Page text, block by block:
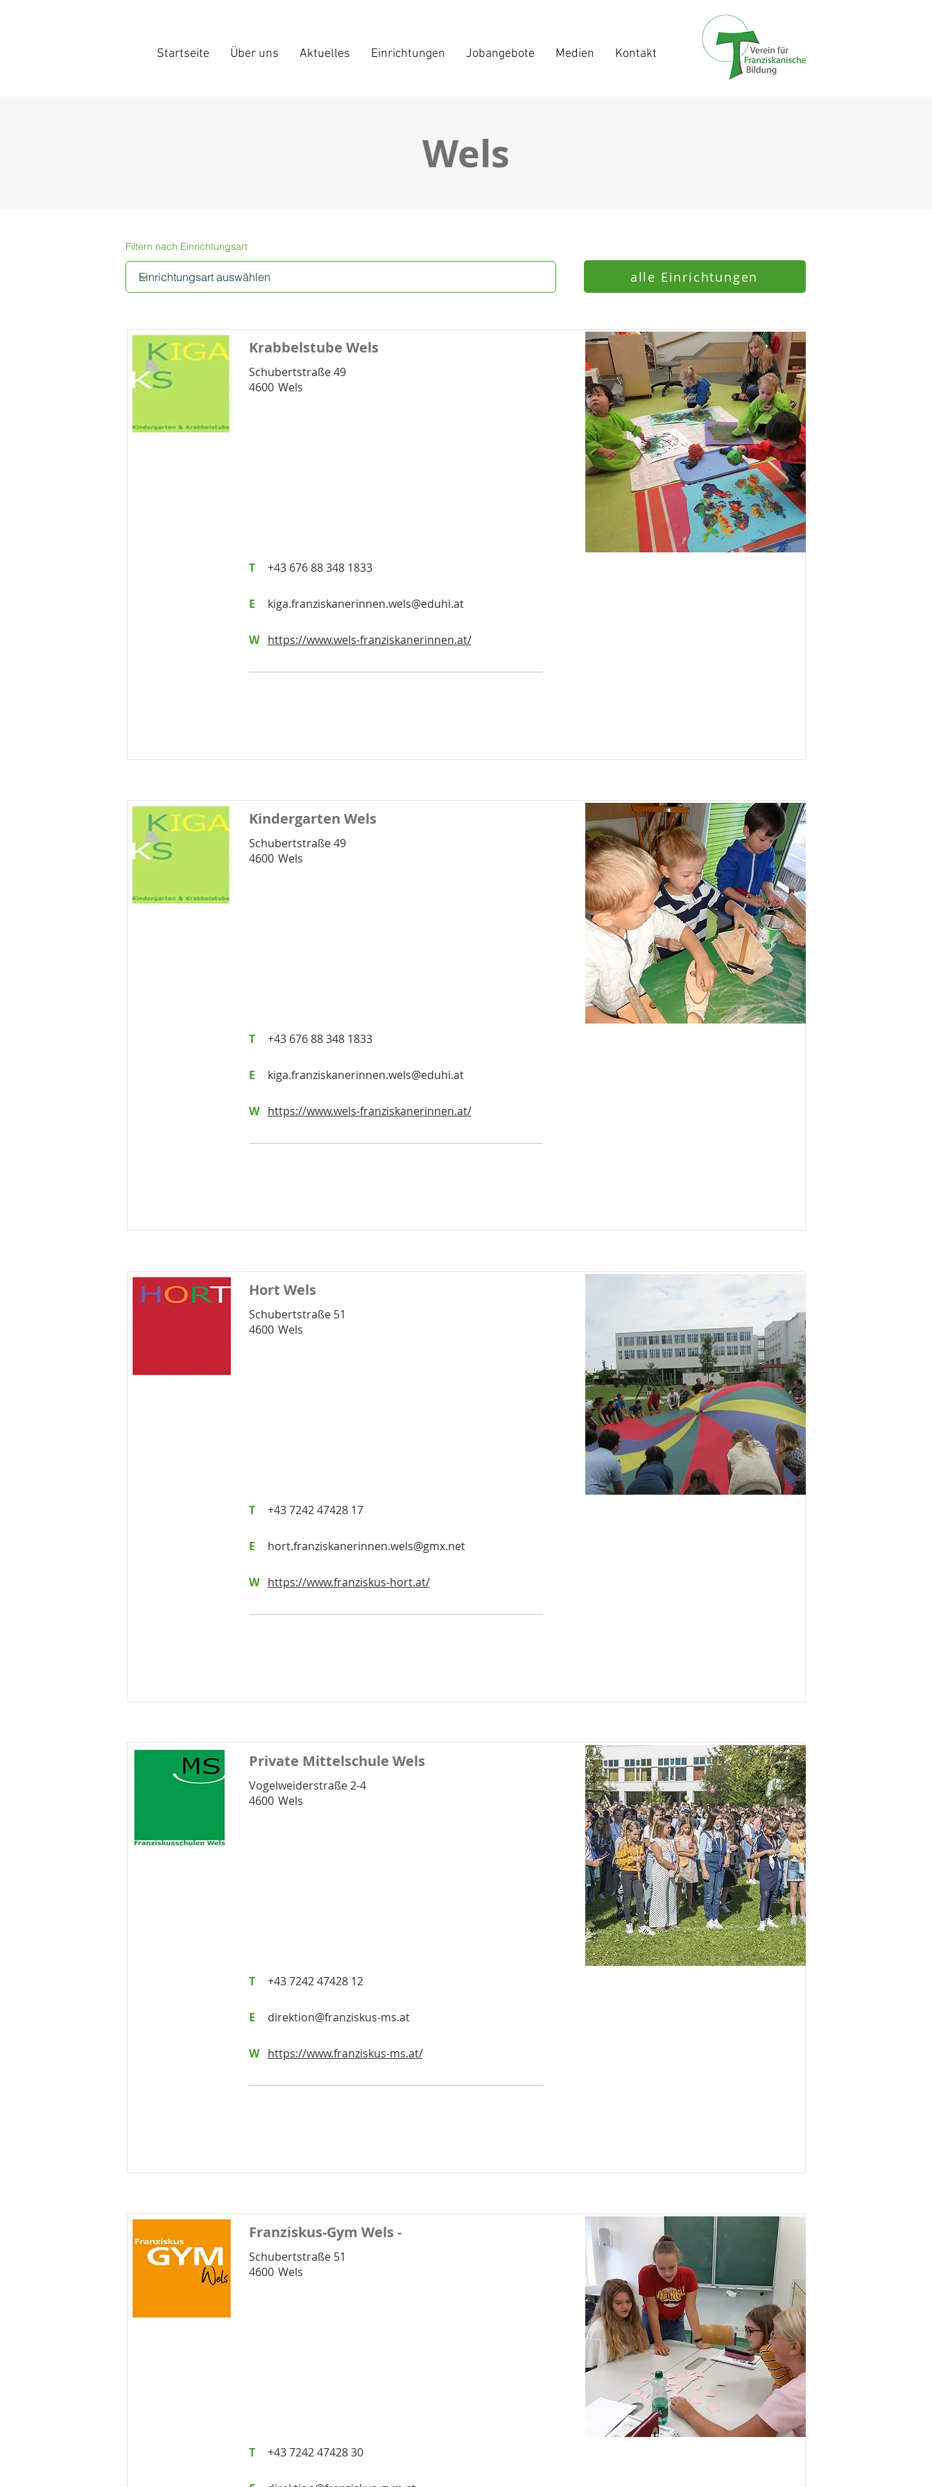
Startseite Über uns Aktuelles Einrichtungen Jobangebote Medien Kontakt
Wels
Filtern nach Einrichtungsart
alle Einrichtungen
Krabbelstube Wels
Schubertstraße 49
4600 Wels
+43 676 88 348 1833
T
E kiga.franziskanerinnen.wels@eduhi.at
W https://www.wels-franziskanerinnen.at/
Kindergarten Wels
Schubertstraße 49
4600 Wels
+43 676 88 348 1833
T
E kiga.franziskanerinnen.wels@eduhi.at
W https://www.wels-franziskanerinnen.at/
Hort Wels
Schubertstraße 51
4600 Wels
+43 7242 47428 17
T
E hort.franziskanerinnen.wels@gmx.net
W https://www.franziskus-hort.at/
Private Mittelschule Wels
Vogelweiderstraße 2-4
4600 Wels
+43 7242 47428 12
T
E direktion@franziskus-ms.at
W https://www.franziskus-ms.at/
Franziskus-Gym Wels -
Schubertstraße 51
4600 Wels
+43 7242 47428 30
T